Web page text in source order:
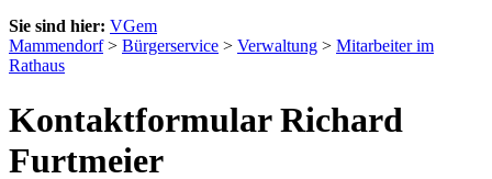
Sie sind hier: VGem
Mammendorf> Bürgerservice > Verwaltung > Mitarbeiter im
Rathaus
Kontaktformular Richard
Furtmeier